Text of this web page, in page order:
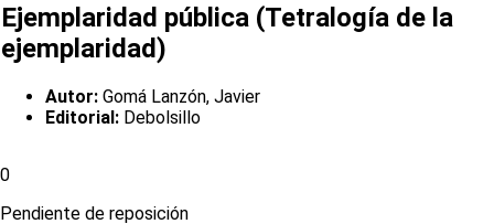
Ejemplaridad pública (Tetralogía de la
ejemplaridad)
Autor: Gomá Lanzón, Javier
Editorial: Debolsillo
0
Pendiente de reposición